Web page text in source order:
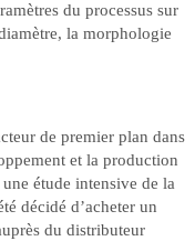
du processus sur
la morphologie
de premier plan dans
et la production
étude intensive de la
décidé d’acheter un
du distributeur